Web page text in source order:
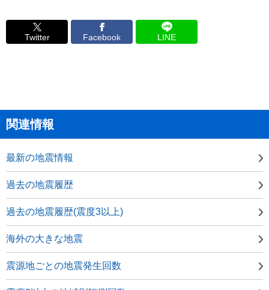
Twitter Facebook LINE
関連情報
最新の地震情報
過去の地震履歴
過去の地震履歴(震度3以上)
海外の大きな地震
震源地ごとの地震発生回数